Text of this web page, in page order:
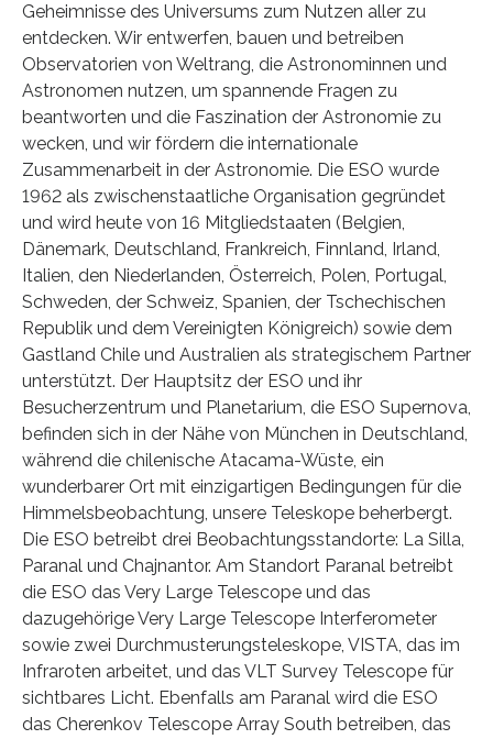
Geheimnisse des Universums zum Nutzen aller zu
entdecken. Wir entwerfen, bauen und betreiben
Observatorien von Weltrang, die Astronominnen und
Astronomen nutzen, um spannende Fragen zu
beantworten und die Faszination der Astronomie zu
wecken, und wir fördern die internationale
Zusammenarbeit in der Astronomie. Die ESO wurde
1962 als zwischenstaatliche Organisation gegründet
und wird heute von 16 Mitgliedstaaten (Belgien,
Dänemark, Deutschland, Frankreich, Finnland, Irland,
Italien, den Niederlanden, Österreich, Polen, Portugal,
Schweden, der Schweiz, Spanien, der Tschechischen
Republik und dem Vereinigten Königreich) sowie dem
Gastland Chile und Australien als strategischem Partner
unterstützt. Der Hauptsitz der ESO und ihr
Besucherzentrum und Planetarium, die ESO Supernova,
befinden sich in der Nähe von München in Deutschland,
während die chilenische Atacama-Wüste, ein
wunderbarer Ort mit einzigartigen Bedingungen für die
Himmelsbeobachtung, unsere Teleskope beherbergt.
Die ESO betreibt drei Beobachtungsstandorte: La Silla,
Paranal und Chajnantor. Am Standort Paranal betreibt
die ESO das Very Large Telescope und das
dazugehörige Very Large Telescope Interferometer
sowie zwei Durchmusterungsteleskope, VISTA, das im
Infraroten arbeitet, und das VLT Survey Telescope für
sichtbares Licht. Ebenfalls am Paranal wird die ESO
das Cherenkov Telescope Array South betreiben, das